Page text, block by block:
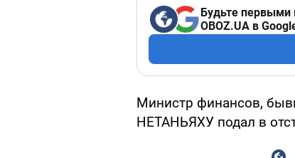
Будьте первыми
OBOZ.UA в
Министр финансов,
НЕТАНЬЯХУ подал в